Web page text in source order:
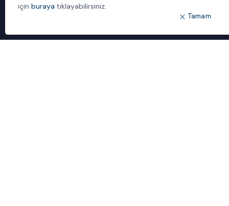
için buraya tıklayabilirsiniz.
Tamam